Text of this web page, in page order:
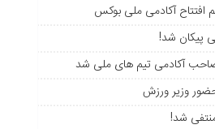
افتتاح آکادمی ملی بوکس
پیکان شد!
وزیر ورزش
شد!